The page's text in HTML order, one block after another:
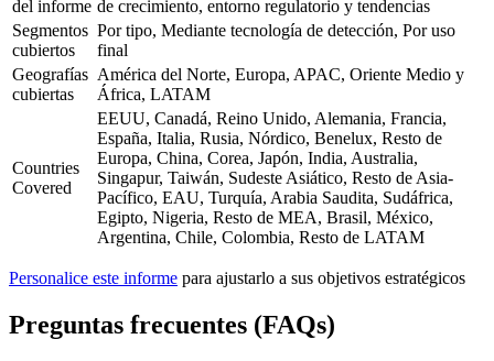
del informe de crecimiento, entorno regulatorio y tendencias
Segmentos
cubiertos
Por tipo, Mediante tecnología de detección, Por uso
final
Geografías
cubiertas
América del Norte, Europa, APAC, Oriente Medio y
África, LATAM
Countries
Covered
EEUU, Canadá, Reino Unido, Alemania, Francia,
España, Italia, Rusia, Nórdico, Benelux, Resto de
Europa, China, Corea, Japón, India, Australia,
Singapur, Taiwán, Sudeste Asiático, Resto de Asia-
Pacífico, EAU, Turquía, Arabia Saudita, Sudáfrica,
Egipto, Nigeria, Resto de MEA, Brasil, México,
Argentina, Chile, Colombia, Resto de LATAM
Personalice este informe para ajustarlo a sus objetivos estratégicos
Preguntas frecuentes (FAQs)